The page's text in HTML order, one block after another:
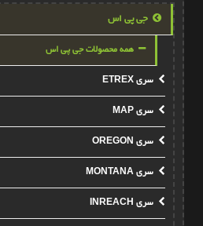
جی پی اس
همه محصولات جی پی اس
سری ETREX
سری MAP
سری OREGON
سری MONTANA
سری INREACH